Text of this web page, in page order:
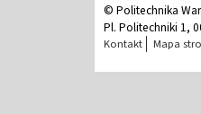
© Politechnika
Pl. Politechniki 1,
Kontakt Mapa